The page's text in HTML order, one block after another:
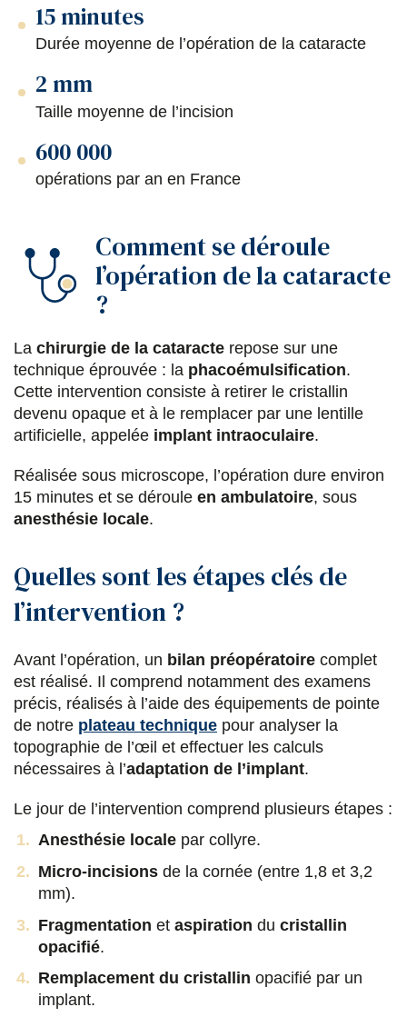
c
e
o
o
k
i
t
e
k
d
n
i
15 minutes
Durée moyenne de l’opération de la cataracte
2 mm
Taille moyenne de l’incision
600 000
opérations par an en France
Comment se déroule
l’opération de la cataracte
?
La chirurgie de la cataracte repose sur une
technique éprouvée : la phacoémulsification.
Cette intervention consiste à retirer le cristallin
devenu opaque et à le remplacer par une lentille
artificielle, appelée implant intraoculaire.
Réalisée sous microscope, l’opération dure environ
15 minutes et se déroule en ambulatoire, sous
anesthésie locale.
Quelles sont les étapes clés de
l’intervention ?
Avant l’opération, un bilan préopératoire complet
est réalisé. Il comprend notamment des examens
précis, réalisés à l’aide des équipements de pointe
de notre plateau technique pour analyser la
topographie de l’œil et effectuer les calculs
nécessaires à l’adaptation de l’implant.
Le jour de l’intervention comprend plusieurs étapes :
Anesthésie locale par collyre.
Micro-incisions de la cornée (entre 1,8 et 3,2
mm).
Fragmentation et aspiration du cristallin
opacifié.
Remplacement du cristallin opacifié par un
implant.